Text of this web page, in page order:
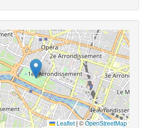
Leaflet ©OpenStreetMap